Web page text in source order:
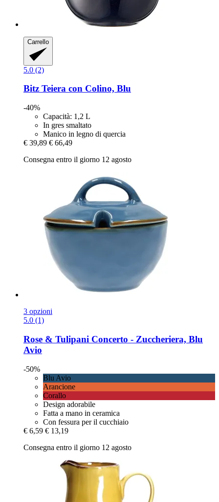
Carrello
5.0 (2)
Bitz Teiera con Colino, Blu
-40%
Capacità: 1,2 L
In gres smaltato
Manico in legno di quercia
€ 39,89 € 66,49
Consegna entro il giorno 12 agosto
3 opzioni
5.0 (1)
Rose & Tulipani Concerto -​ Zuccheriera, Blu
Avio
-50%
Blu Avio
Arancione
Corallo
Design adorabile
Fatta a mano in ceramica
Con fessura per il cucchiaio
€ 6,59 € 13,19
Consegna entro il giorno 12 agosto